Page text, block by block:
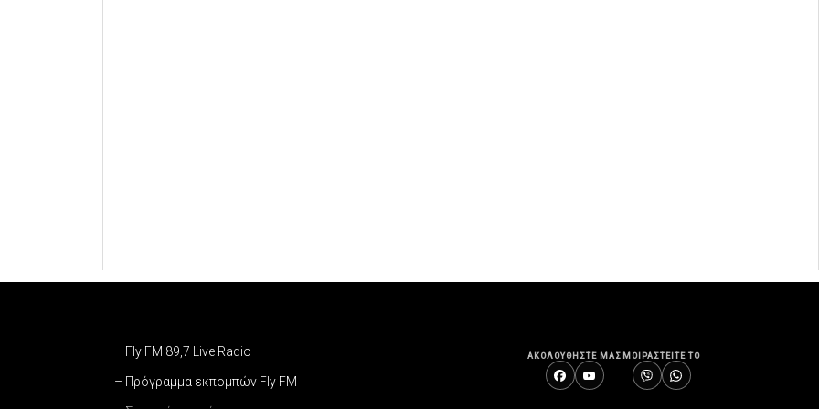
– Fly FM 89,7 Live Radio
– Πρόγραμμα εκπομπών Fly FM
ΑΚΟΛΟΥΘΗΣΤΕ ΜΑΣ ΜΟΙΡΑΣΤΕΙΤΕ ΤΟ